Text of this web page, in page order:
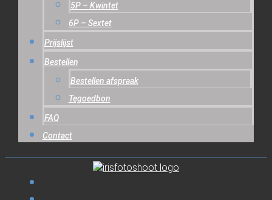
5P – Kwintet
6P – Sextet
Prijslijst
Bestellen
Bestellen afspraak
Tegoedbon
FAQ
Contact